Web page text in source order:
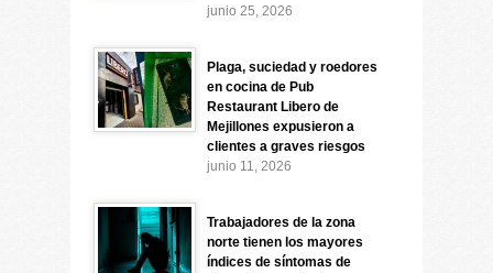
junio 25, 2026
Plaga, suciedad y roedores
en cocina de Pub
Restaurant Libero de
Mejillones expusieron a
clientes a graves riesgos
junio 11, 2026
Trabajadores de la zona
norte tienen los mayores
índices de síntomas de